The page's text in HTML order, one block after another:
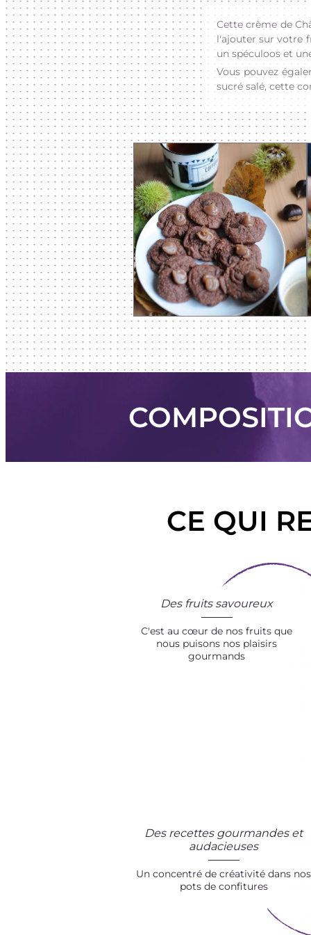
Cette crème de
l'ajouter sur votre
un spéculoos et
Vous pouvez
sucré salé, cette
CE QUI
Des fruits savoureux
C'est au cœur de nos fruits que
nous puisons nos plaisirs
gourmands
Des recettes gourmandes et
audacieuses
Un concentré de créativité dans nos
pots de confitures